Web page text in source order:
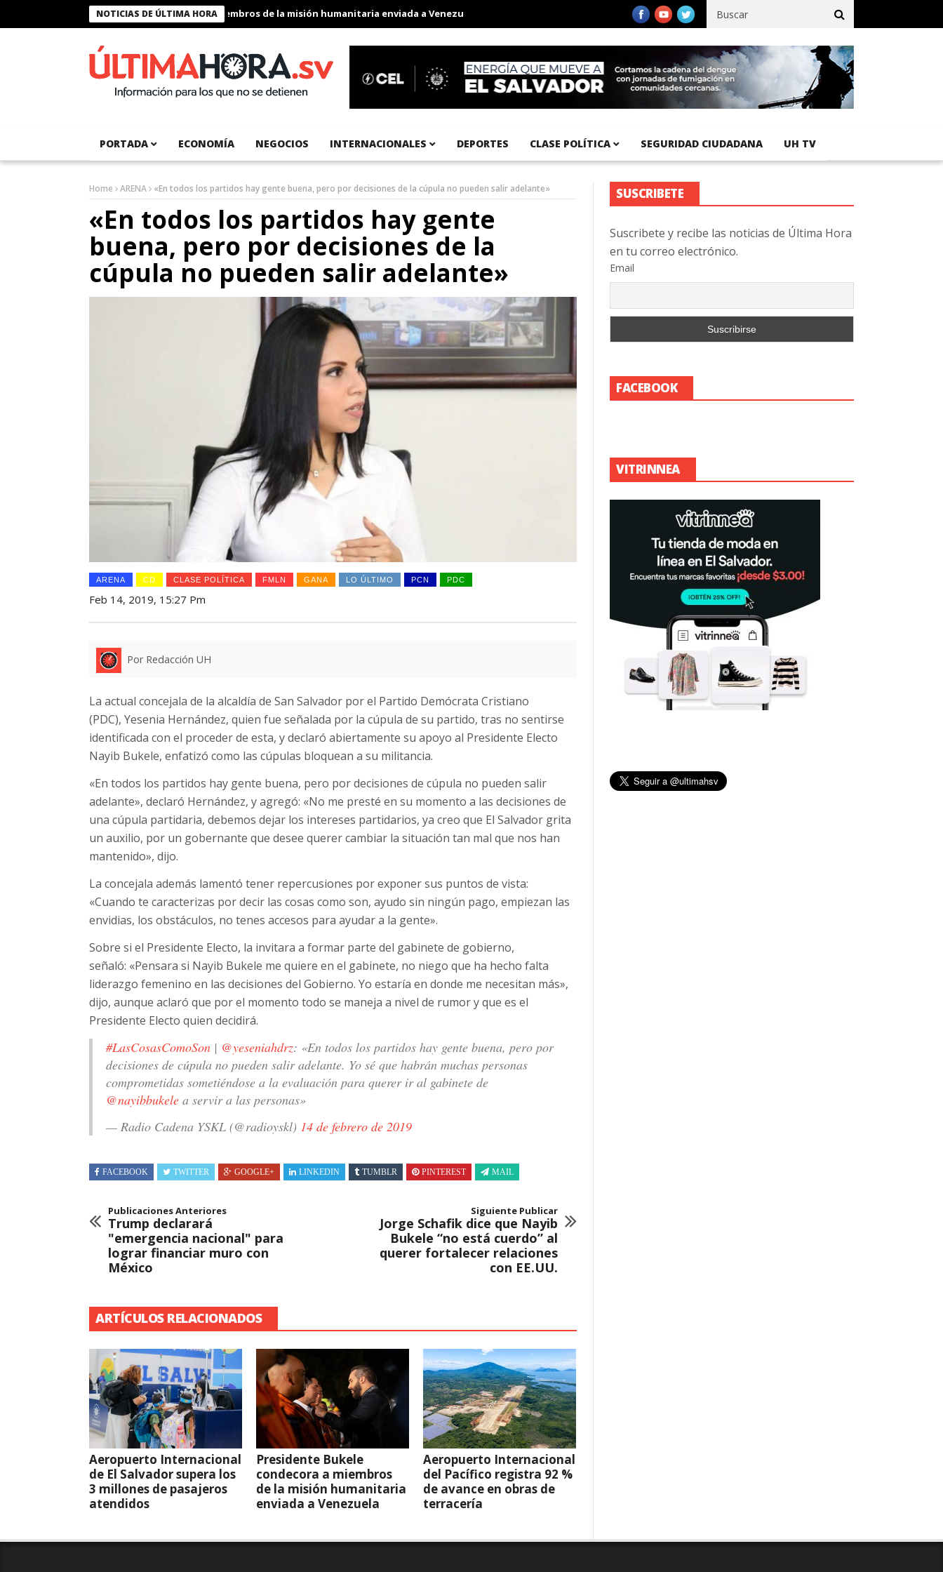
NOTICIAS DE ÚLTIMA HORA
Presidente Bukele condecora a miembros de la misión humanitaria enviada a Venezuela Aeropuerto Internacional del Pacífico registra 92 % de avance en obras de terracería
PORTADA ECONOMÍA NEGOCIOS INTERNACIONALES DEPORTES CLASE POLÍTICA SEGURIDAD CIUDADANA UH TV
Home ARENA «En todos los partidos hay gente buena, pero por decisiones de la cúpula no pueden salir adelante»
«En todos los partidos hay gente
buena, pero por decisiones de la
cúpula no pueden salir adelante»
ARENA CD CLASE POLÍTICA FMLN GANA LO ÚLTIMO PCN PDC
Feb 14, 2019, 15:27 Pm
Por Redacción UH
La actual concejala de la alcaldía de San Salvador por el Partido Demócrata Cristiano
(PDC), Yesenia Hernández, quien fue señalada por la cúpula de su partido, tras no sentirse
identificada con el proceder de esta, y declaró abiertamente su apoyo al Presidente Electo
Nayib Bukele, enfatizó como las cúpulas bloquean a su militancia.
«En todos los partidos hay gente buena, pero por decisiones de cúpula no pueden salir
adelante», declaró Hernández, y agregó: «No me presté en su momento a las decisiones de
una cúpula partidaria, debemos dejar los intereses partidarios, ya creo que El Salvador grita
un auxilio, por un gobernante que desee querer cambiar la situación tan mal que nos han
mantenido», dijo.
La concejala además lamentó tener repercusiones por exponer sus puntos de vista:
«Cuando te caracterizas por decir las cosas como son, ayudo sin ningún pago, empiezan las
envidias, los obstáculos, no tenes accesos para ayudar a la gente».
Sobre si el Presidente Electo, la invitara a formar parte del gabinete de gobierno,
señaló: «Pensara si Nayib Bukele me quiere en el gabinete, no niego que ha hecho falta
liderazgo femenino en las decisiones del Gobierno. Yo estaría en donde me necesitan más»,
dijo, aunque aclaró que por el momento todo se maneja a nivel de rumor y que es el
Presidente Electo quien decidirá.
#LasCosasComoSon | @yeseniahdrz: «En todos los partidos hay gente buena, pero por
decisiones de cúpula no pueden salir adelante. Yo sé que habrán muchas personas
comprometidas sometiéndose a la evaluación para querer ir al gabinete de
@nayibbukele a servir a las personas»
— Radio Cadena YSKL (@radioyskl) 14 de febrero de 2019
FACEBOOK TWITTER GOOGLE+ LINKEDIN TUMBLR PINTEREST MAIL
Publicaciones Anteriores
Trump declarará
"emergencia nacional" para
lograr financiar muro con
México
Siguiente Publicar
Jorge Schafik dice que Nayib
Bukele “no está cuerdo” al
querer fortalecer relaciones
con EE.UU.
ARTÍCULOS RELACIONADOS
Aeropuerto Internacional
de El Salvador supera los
3 millones de pasajeros
atendidos
Presidente Bukele
condecora a miembros
de la misión humanitaria
enviada a Venezuela
Aeropuerto Internacional
del Pacífico registra 92 %
de avance en obras de
terracería
SUSCRIBETE
Suscribete y recibe las noticias de Última Hora
en tu correo electrónico.
Email
FACEBOOK
VITRINNEA